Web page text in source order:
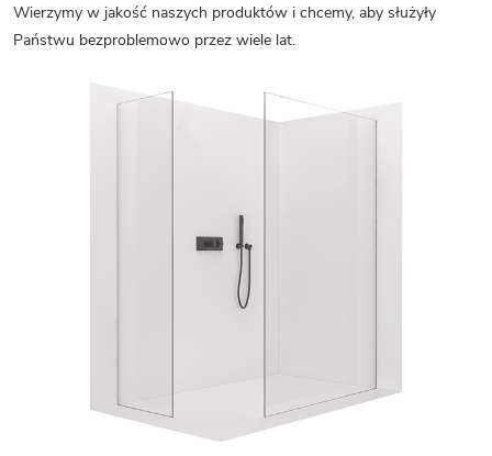
Wierzymy w jakość naszych produktów i chcemy, aby służyły
Państwu bezproblemowo przez wiele lat.